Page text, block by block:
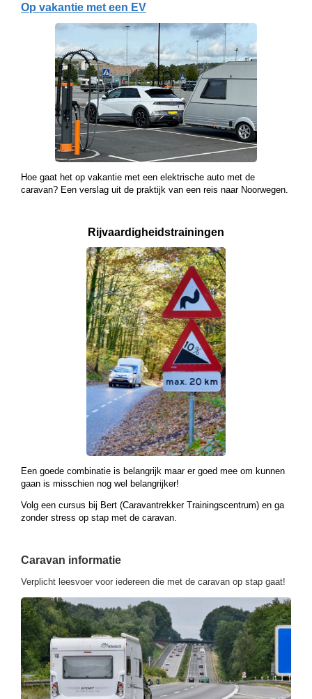
Op vakantie met een EV
Hoe gaat het op vakantie met een elektrische auto met de
caravan? Een verslag uit de praktijk van een reis naar Noorwegen.
Rijvaardigheids­trainingen
Een goede combinatie is belangrijk maar er goed mee om kunnen
gaan is misschien nog wel belangrijker!
Volg een cursus bij Bert (Caravantrekker Trainingscentrum) en ga
zonder stress op stap met de caravan.
Caravan informatie
Verplicht leesvoer voor iedereen die met de caravan op stap gaat!